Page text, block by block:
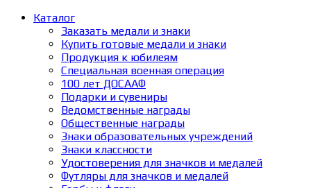
Каталог
Заказать медали и знаки
Купить готовые медали и знаки
Продукция к юбилеям
Специальная военная операция
100 лет ДОСААФ
Подарки и сувениры
Ведомственные награды
Общественные награды
Знаки образовательных учреждений
Знаки классности
Удостоверения для значков и медалей
Футляры для значков и медалей